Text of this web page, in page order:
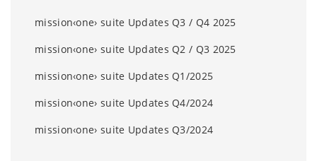
mission‹one› suite Updates Q3 / Q4 2025
mission‹one› suite Updates Q2 / Q3 2025
mission‹one› suite Updates Q1/2025
mission‹one› suite Updates Q4/2024
mission‹one› suite Updates Q3/2024